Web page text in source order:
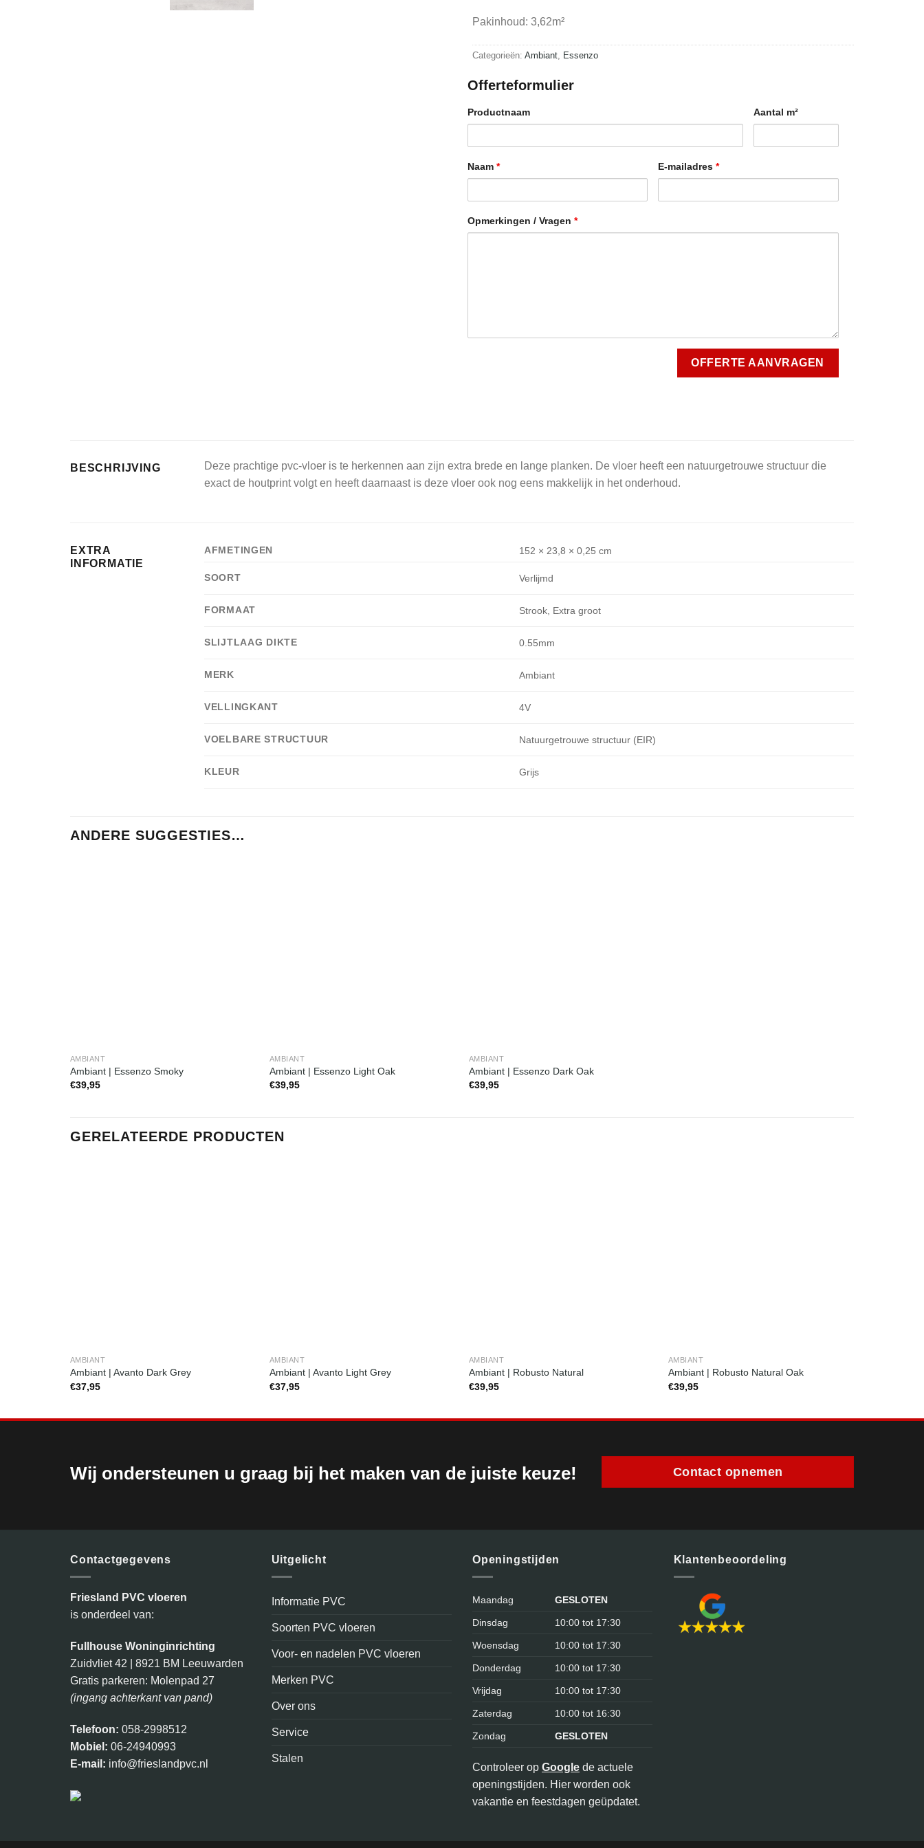
Pakinhoud: 3,62m²
Categorieën: Ambiant Essenzo
Offerteformulier
Productnaam Aantal m²
Naam * E-mailadres *
Opmerkingen / Vragen *
BESCHRIJVING
Deze prachtige pvc-vloer is te herkennen aan zijn extra brede en lange planken. De vloer heeft een natuurgetrouwe structuur die
exact de houtprint volgt en heeft daarnaast is deze vloer ook nog eens makkelijk in het onderhoud.
EXTRA
INFORMATIE
AFMETINGEN 152 × 23,8 × 0,25 cm
SOORT Verlijmd
FORMAAT Strook, Extra groot
SLIJTLAAG DIKTE 0.55mm
MERK Ambiant
VELLINGKANT 4V
VOELBARE STRUCTUUR Natuurgetrouwe structuur (EIR)
KLEUR Grijs
ANDERE SUGGESTIES…
AMBIANT
Ambiant | Essenzo Smoky
€39,95
AMBIANT
Ambiant | Essenzo Light Oak
€39,95
AMBIANT
Ambiant | Essenzo Dark Oak
€39,95
GERELATEERDE PRODUCTEN
AMBIANT
Ambiant | Avanto Dark Grey
€37,95
AMBIANT
Ambiant | Avanto Light Grey
€37,95
AMBIANT
Ambiant | Robusto Natural
€39,95
AMBIANT
Ambiant | Robusto Natural Oak
€39,95
Wij ondersteunen u graag bij het maken van de juiste keuze! Contact opnemen
Contactgegevens
Friesland PVC vloeren
is onderdeel van:
Fullhouse Woninginrichting
Zuidvliet 42 | 8921 BM Leeuwarden
Gratis parkeren: Molenpad 27
(ingang achterkant van pand)
Telefoon: 058-2998512
Mobiel: 06-24940993
E-mail: info@frieslandpvc.nl
Uitgelicht
Informatie PVC
Soorten PVC vloeren
Voor- en nadelen PVC vloeren
Merken PVC
Over ons
Service
Stalen
Openingstijden
Maandag GESLOTEN
Dinsdag 10:00 tot 17:30
Woensdag 10:00 tot 17:30
Donderdag 10:00 tot 17:30
Vrijdag 10:00 tot 17:30
Zaterdag 10:00 tot 16:30
Zondag GESLOTEN
Controleer op Google de actuele
openingstijden. Hier worden ook
vakantie en feestdagen geüpdatet.
Klantenbeoordeling